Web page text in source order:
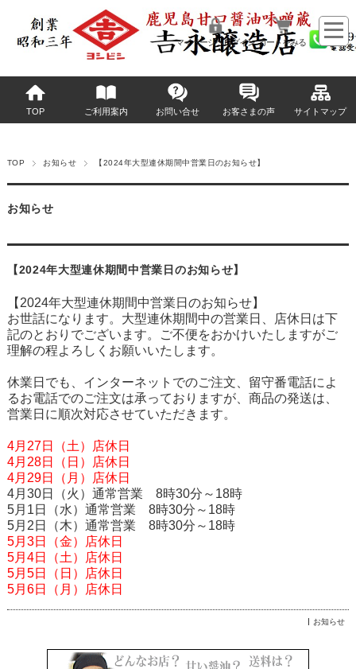
マイページへログイン カートをみる
TOP ご利用案内 お問い合せ お客さまの声 サイトマップ
TOP お知らせ 【2024年大型連休期間中営業日のお知らせ】
お知らせ
【2024年大型連休期間中営業日のお知らせ】
【2024年大型連休期間中営業日のお知らせ】
お世話になります。大型連休期間中の営業日、店休日は下
記のとおりでございます。ご不便をおかけいたしますがご
理解の程よろしくお願いいたします。
休業日でも、インターネットでのご注文、留守番電話によ
るお電話でのご注文は承っておりますが、商品の発送は、
営業日に順次対応させていただきます。
4月27日（土）店休日
4月28日（日）店休日
4月29日（月）店休日
4月30日（火）通常営業 8時30分～18時
5月1日（水）通常営業 8時30分～18時
5月2日（木）通常営業 8時30分～18時
5月3日（金）店休日
5月4日（土）店休日
5月5日（日）店休日
5月6日（月）店休日
お知らせ